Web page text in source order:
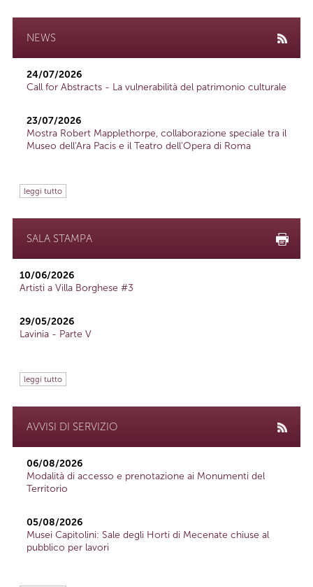
NEWS
24/07/2026
Call for Abstracts - La vulnerabilità del patrimonio culturale
23/07/2026
Mostra Robert Mapplethorpe, collaborazione speciale tra il
Museo dell'Ara Pacis e il Teatro dell'Opera di Roma
leggi tutto
SALA STAMPA
10/06/2026
Artisti a Villa Borghese #3
29/05/2026
Lavinia - Parte V
leggi tutto
AVVISI DI SERVIZIO
06/08/2026
Modalità di accesso e prenotazione ai Monumenti del
Territorio
05/08/2026
Musei Capitolini: Sale degli Horti di Mecenate chiuse al
pubblico per lavori